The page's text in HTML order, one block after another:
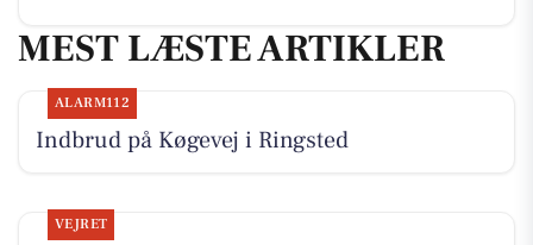
MEST LÆSTE ARTIKLER
ALARM112
Indbrud på Køgevej i Ringsted
VEJRET